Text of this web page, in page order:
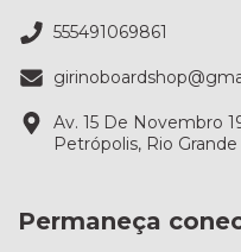
555491069861
Av. 15 De Novembro
Petrópolis, Rio
Permaneça